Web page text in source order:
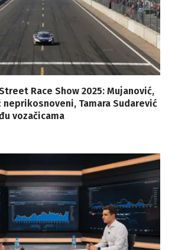
Race Show 2025: Mujanović,
Tamara Sudarević
vozačicama